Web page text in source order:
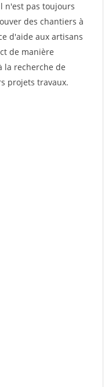
n'est pas toujours
des chantiers à
d'aide aux artisans
de manière
la recherche de
projets travaux.